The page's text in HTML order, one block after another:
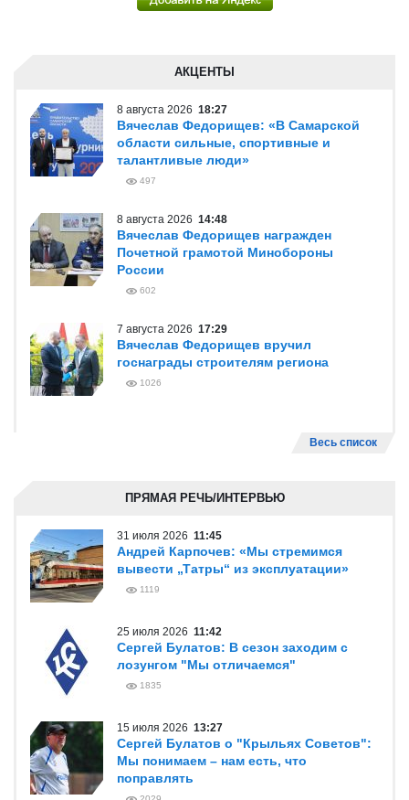
АКЦЕНТЫ
8 августа 2026 18:27
Вячеслав Федорищев: «В Самарской
области сильные, спортивные и
талантливые люди»
497
8 августа 2026 14:48
Вячеслав Федорищев награжден
Почетной грамотой Минобороны
России
602
7 августа 2026 17:29
Вячеслав Федорищев вручил
госнаграды строителям региона
1026
Весь список
ПРЯМАЯ РЕЧЬ/ИНТЕРВЬЮ
31 июля 2026 11:45
Андрей Карпочев: «Мы стремимся
вывести „Татры“ из эксплуатации»
1119
25 июля 2026 11:42
Сергей Булатов: В сезон заходим с
лозунгом "Мы отличаемся"
1835
15 июля 2026 13:27
Сергей Булатов о "Крыльях Советов":
Мы понимаем – нам есть, что
поправлять